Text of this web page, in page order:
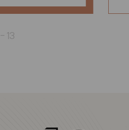
- 13